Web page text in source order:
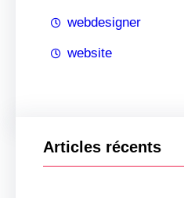
webdesigner
website
Articles récents